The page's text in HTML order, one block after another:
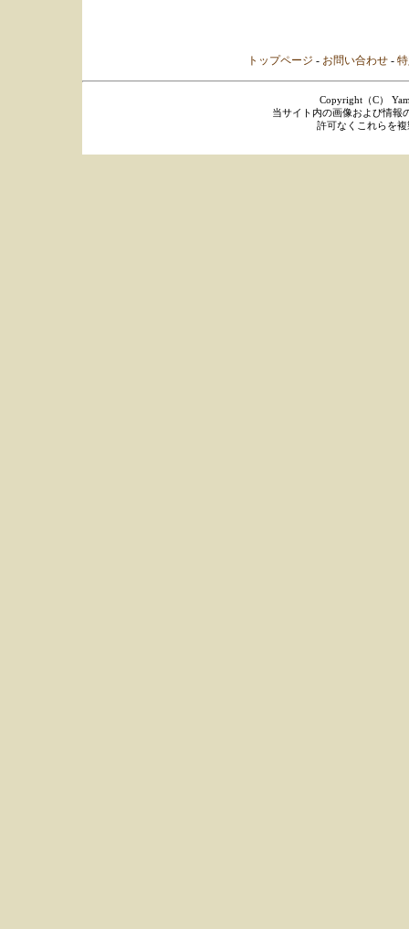
トップページ - お問い合わせ -
Copyright（C）
当サイト内の画像および情報
許可なくこれらを